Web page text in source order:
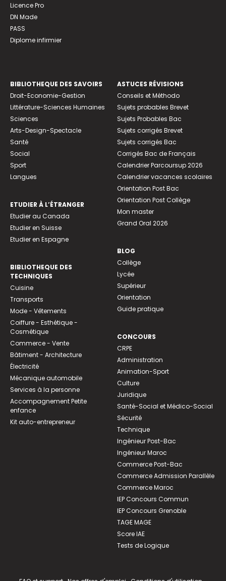
Licence Pro
DN Made
PASS
Diplome infirmier
BIBLIOTHEQUE DES SAVOIRS
Droit-Economie-Gestion
Littérature-Sciences Humaines
Sciences
Arts-Design-Spectacle
Santé
Social
Sport
Langues
ETUDIER À L’ÉTRANGER
Etudier au Canada
Etudier en Suisse
Etudier en Espagne
BIBLIOTHEQUE DES
TECHNIQUES
Cuisine
Transports
Mode - Vêtements
Coiffure - Esthétique -
Cosmétique
Commerce - Vente
Bâtiment - Architecture
Électricité
Mécanique automobile
Services à la personne
Accompagnement Petite
enfance
Kit auto-entrepreneur
ASTUCES RÉVISIONS
Conseils et Méthodo
Sujets probables Brevet
Sujets Probables Bac
Sujets corrigés Brevet
Sujets corrigés Bac
Corrigés Bac de Français
Calendrier Parcoursup 2026
Calendrier vacances scolaires
Orientation Post Bac
Orientation Post Collège
Mon master
Grand Oral 2026
BLOG
Collège
Lycée
Supérieur
Orientation
Guide pratique
CONCOURS
CRPE
Administration
Animation-Sport
Culture
Juridique
Santé-Social et Médico-Social
Sécurité
Technique
Ingénieur Post-Bac
Ingénieur Maroc
Commerce Post-Bac
Commerce Admission Parallèle
Commerce Maroc
IEP Concours Commun
IEP Concours Grenoble
TAGE MAGE
Score IAE
Tests de Logique